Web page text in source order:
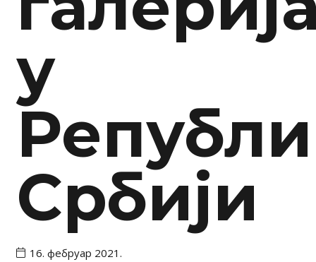
у
Србији
16. фебруар 2021.